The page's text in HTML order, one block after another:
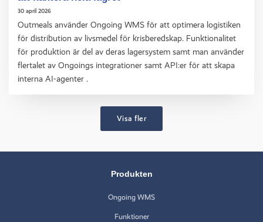
30 april 2026
Outmeals använder Ongoing WMS för att optimera logistiken
för distribution av livsmedel för krisberedskap. Funktionalitet
för produktion är del av deras lagersystem samt man använder
flertalet av Ongoings integrationer samt API:er för att skapa
interna AI-agenter .
Visa fler
Produkten
Ongoing WMS
Funktioner